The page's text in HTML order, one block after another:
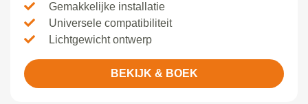
Gemakkelijke installatie
Universele compatibiliteit
Lichtgewicht ontwerp
BEKIJK & BOEK